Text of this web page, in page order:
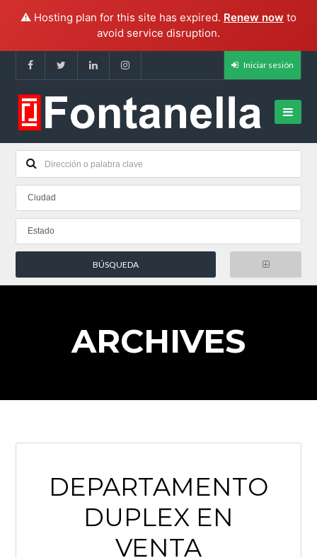
⚠️ Hosting plan for this site has expired. Renew now to
avoid service disruption.
Password
INICIAR SESIÓN
Iniciar sesión
Ciudad
Estado
ARCHIVES
DEPARTAMENTO
DUPLEX EN
VENTA